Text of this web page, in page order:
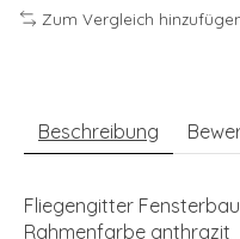
Zum Vergleich
Beschreibung
Fliegengitter
Rahmenfarbe anthrazit